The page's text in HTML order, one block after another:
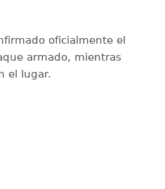
oficialmente el
armado, mientras
el lugar.